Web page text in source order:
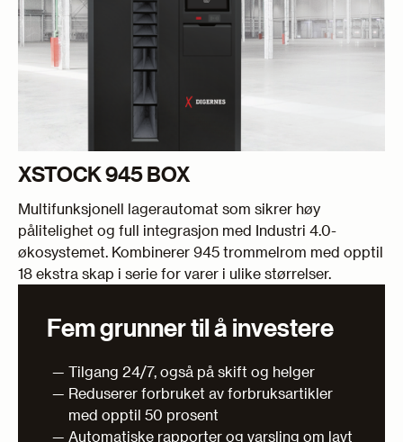
XSTOCK 945 BOX
Multifunksjonell lagerautomat som sikrer høy
pålitelighet og full integrasjon med Industri 4.0-
økosystemet. Kombinerer 945 trommelrom med opptil
18 ekstra skap i serie for varer i ulike størrelser.
Fem grunner til å investere
Tilgang 24/7, også på skift og helger
Reduserer forbruket av forbruksartikler
med opptil 50 prosent
Automatiske rapporter og varsling om lavt